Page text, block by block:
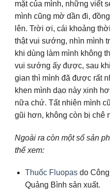
mặt của mình, những viết
mình cũng mờ dần đi,
lên. Trời ơi, cái khoảng
thật vui sướng, nhìn mình
khi dùng làm mình không
vui sướng ấy được, sau
gian thì mình đã được rất
khen mình dạo này xinh
nữa chứ. Tất nhiên mình
gũi hơn, không còn bị chê
Ngoài ra còn một số sản
thể xem:
Thuốc Fluopasdo
Quảng Bình sản xuất.